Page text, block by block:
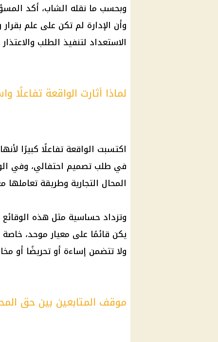
وبحسب ما نقله الشاب، أكد
وأن الإدارة لم تكن على علم
الاستعداد لتنفيذ الطلب
لماذا أثارت الواقعة تفاعلًا
اكتسبت الواقعة تفاعلًا كبيرًا
في طلب تصميم احتفالي، وفي
المحال التجارية وطريقة تعاملها
وتزداد حساسية مثل هذه الوقائع
يكن قائمًا على معيار موحد،
ولا تتضمن إساءة أو تحريضًا أو
موقف المتابعين بين حق